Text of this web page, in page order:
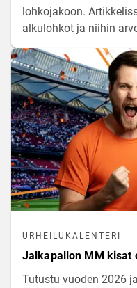
lohkojakoon.
alkulohkot ja niihin
asetelmia taistelussa
URHEILUKALENTERI
Jalkapallon MM kisat
Tutustu vuoden 2026